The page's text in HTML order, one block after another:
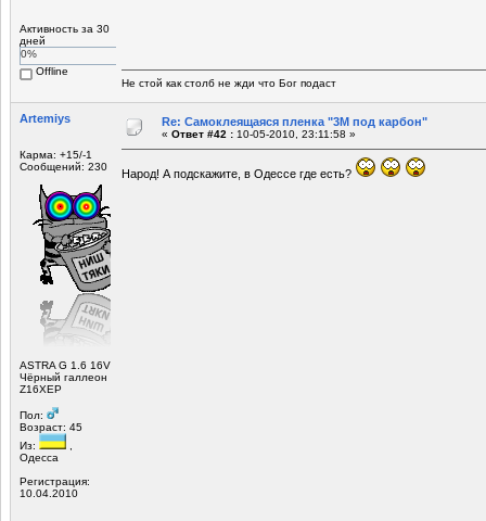
Активность за 30
дней
0%
Offline
Не стой как столб не жди что Бог подаст
Artemiys
Карма: +15/-1
Сообщений: 230
ASTRA G 1.6 16V
Чёрный галлеон
Z16ХЕР
Пол:
Возраст: 45
Из:
Одесса
Регистрация:
10.04.2010
Re: Самоклеящаяся пленка "3М под карбон"
« Ответ #42 : 10-05-2010, 23:11:58 »
Народ! А подскажите, в Одессе где есть?